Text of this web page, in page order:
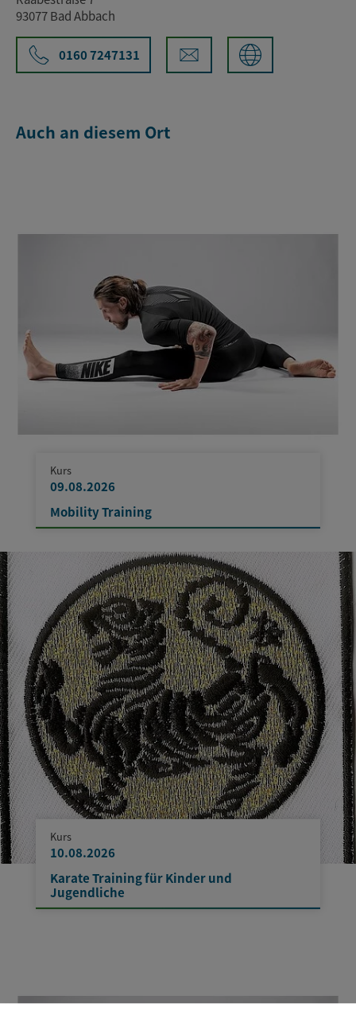
93077 Bad Abbach
0160 7247131
Auch an diesem Ort
Kurs
09.08.2026
Mobility Training
Kurs
10.08.2026
Karate Training für Kinder und
Jugendliche